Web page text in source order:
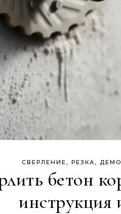
СВЕРЛЕНИЕ, РЕЗКА,
бетон
инструкция